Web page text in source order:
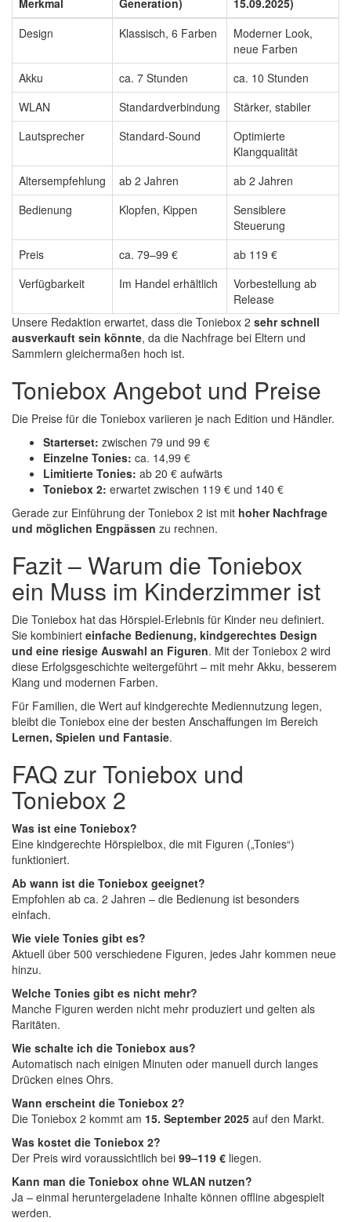
Merkmal Generation)
15.09.2025)
Design
Klassisch, 6 Farben
Moderner Look,
neue Farben
Akku
ca. 7 Stunden
ca. 10 Stunden
WLAN
Standardverbindung
Stärker, stabiler
Lautsprecher
Standard-Sound
Optimierte
Klangqualität
Altersempfehlung
ab 2 Jahren
ab 2 Jahren
Bedienung
Klopfen, Kippen
Sensiblere
Steuerung
Preis
ca. 79–99 €
ab 119 €
Verfügbarkeit
Im Handel erhältlich
Vorbestellung ab
Release
Unsere Redaktion erwartet, dass die Toniebox 2 sehr schnell
ausverkauft sein könnte, da die Nachfrage bei Eltern und
Sammlern gleichermaßen hoch ist.
Toniebox Angebot und Preise
Die Preise für die Toniebox variieren je nach Edition und Händler.
Starterset: zwischen 79 und 99 €
Einzelne Tonies: ca. 14,99 €
Limitierte Tonies: ab 20 € aufwärts
Toniebox 2: erwartet zwischen 119 € und 140 €
Gerade zur Einführung der Toniebox 2 ist mit hoher Nachfrage
und möglichen Engpässen zu rechnen.
Fazit – Warum die Toniebox
ein Muss im Kinderzimmer ist
Die Toniebox hat das Hörspiel-Erlebnis für Kinder neu definiert.
Sie kombiniert einfache Bedienung, kindgerechtes Design
und eine riesige Auswahl an Figuren. Mit der Toniebox 2 wird
diese Erfolgsgeschichte weitergeführt – mit mehr Akku, besserem
Klang und modernen Farben.
Für Familien, die Wert auf kindgerechte Mediennutzung legen,
bleibt die Toniebox eine der besten Anschaffungen im Bereich
Lernen, Spielen und Fantasie.
FAQ zur Toniebox und
Toniebox 2
Was ist eine Toniebox?
Eine kindgerechte Hörspielbox, die mit Figuren („Tonies“)
funktioniert.
Ab wann ist die Toniebox geeignet?
Empfohlen ab ca. 2 Jahren – die Bedienung ist besonders
einfach.
Wie viele Tonies gibt es?
Aktuell über 500 verschiedene Figuren, jedes Jahr kommen neue
hinzu.
Welche Tonies gibt es nicht mehr?
Manche Figuren werden nicht mehr produziert und gelten als
Raritäten.
Wie schalte ich die Toniebox aus?
Automatisch nach einigen Minuten oder manuell durch langes
Drücken eines Ohrs.
Wann erscheint die Toniebox 2?
Die Toniebox 2 kommt am 15. September 2025 auf den Markt.
Was kostet die Toniebox 2?
Der Preis wird voraussichtlich bei 99–119 € liegen.
Kann man die Toniebox ohne WLAN nutzen?
Ja – einmal heruntergeladene Inhalte können offline abgespielt
werden.